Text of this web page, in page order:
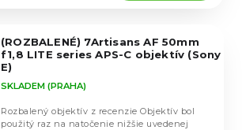
(ROZBALENÉ) 7Artisans AF 50mm
f1,8 LITE series APS-C objektív (Sony
E)
SKLADEM (PRAHA)
Rozbalený objektív z recenzie Objektív bol
použitý raz na natočenie nižšie uvedenej